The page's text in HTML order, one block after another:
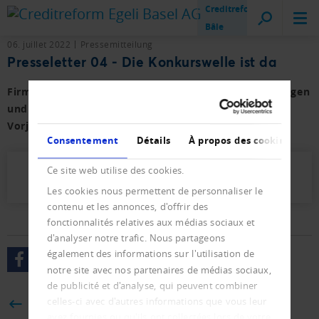
Consentement Détails À propos des cookies
Ce site web utilise des cookies.
Les cookies nous permettent de personnaliser le
contenu et les annonces, d'offrir des
fonctionnalités relatives aux médias sociaux et
d'analyser notre trafic. Nous partageons
également des informations sur l'utilisation de
notre site avec nos partenaires de médias sociaux,
de publicité et d'analyse, qui peuvent combiner
celles-ci avec d'autres informations que vous leur
Creditreform
Bâle
06. juillet 2022 Pressemitteilung
Presseletter 04 - Die Konkurswelle ist da
Firmen- und Privat-Konkurse sowie der Neueintragungen
und Löschungen im ersten Semester 2022 mit
Vorjahresvergleich.
Presseletter_2022_04.pdf (369 KB)
BACK